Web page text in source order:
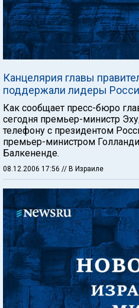
Канцелярия главы
поддержали лидеры
Как сообщает пресс-бюро
сегодня премьер-министр
телефону с президентом
премьер-министром
Балкененде.
08.12.2006 17:56 // В Израиле